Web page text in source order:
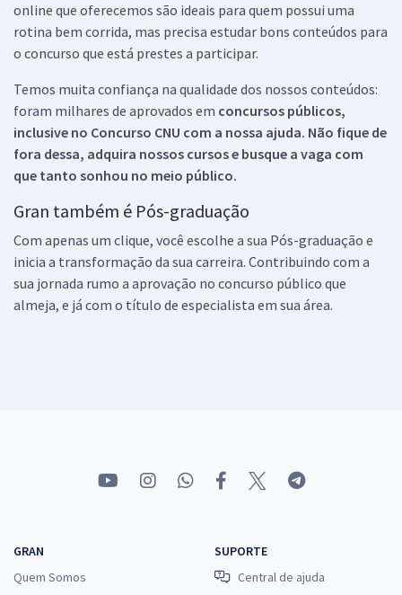
online que oferecemos são ideais para quem possui uma
rotina bem corrida, mas precisa estudar bons conteúdos para
o concurso que está prestes a participar.
Temos muita confiança na qualidade dos nossos conteúdos:
foram milhares de aprovados em concursos públicos,
inclusive no Concurso CNU com a nossa ajuda. Não fique de
fora dessa, adquira nossos cursos e busque a vaga com
que tanto sonhou no meio público.
Gran também é Pós-graduação
Com apenas um clique, você escolhe a sua Pós-graduação e
inicia a transformação da sua carreira. Contribuindo com a
sua jornada rumo a aprovação no concurso público que
almeja, e já com o título de especialista em sua área.
GRAN
Quem Somos
SUPORTE
Central de ajuda